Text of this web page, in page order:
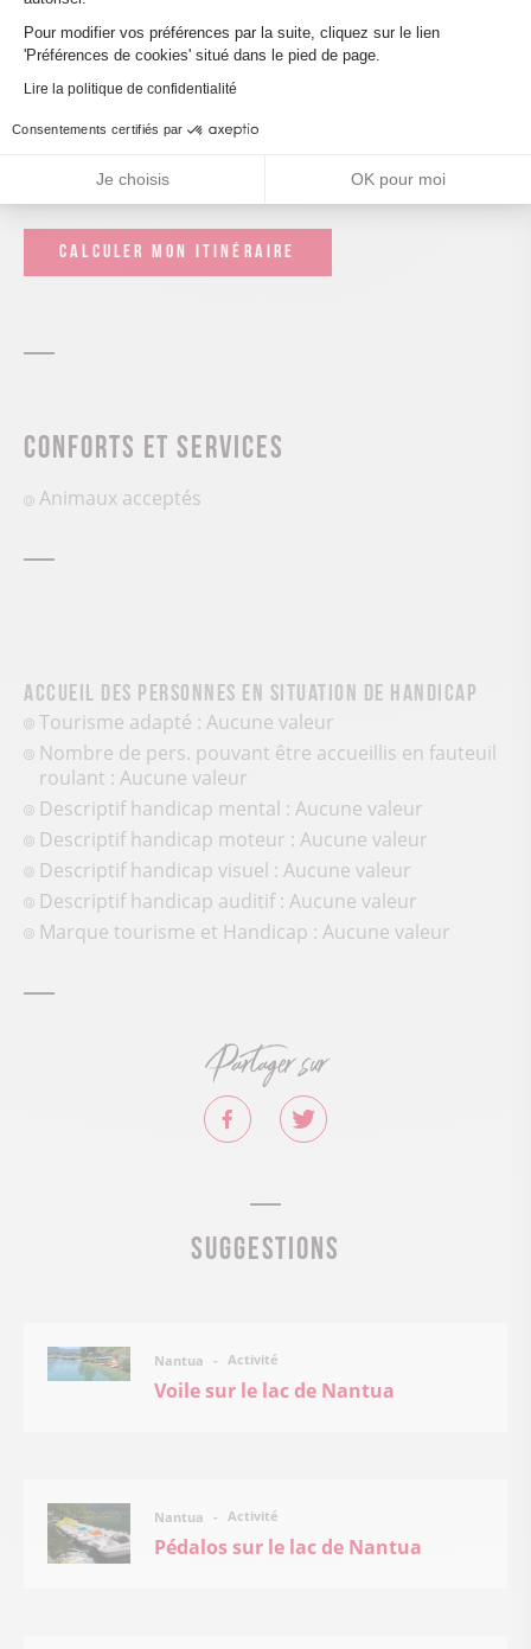
CALCULER MON ITINÉRAIRE
Conforts et services
Animaux acceptés
Accueil des personnes en situation de handicap
Tourisme adapté : Aucune valeur
Nombre de pers. pouvant être accueillis en fauteuil
roulant : Aucune valeur
Descriptif handicap mental : Aucune valeur
Descriptif handicap moteur : Aucune valeur
Descriptif handicap visuel : Aucune valeur
Descriptif handicap auditif : Aucune valeur
Marque tourisme et Handicap : Aucune valeur
Partager sur
Suggestions
Nantua Activité
Voile sur le lac de Nantua
Nantua Activité
Pédalos sur le lac de Nantua
Pour modifier vos préférences par la suite, cliquez sur le lien
'Préférences de cookies' situé dans le pied de page.
Lire la politique de confidentialité
Consentements certifiés par
Je choisis OK pour moi